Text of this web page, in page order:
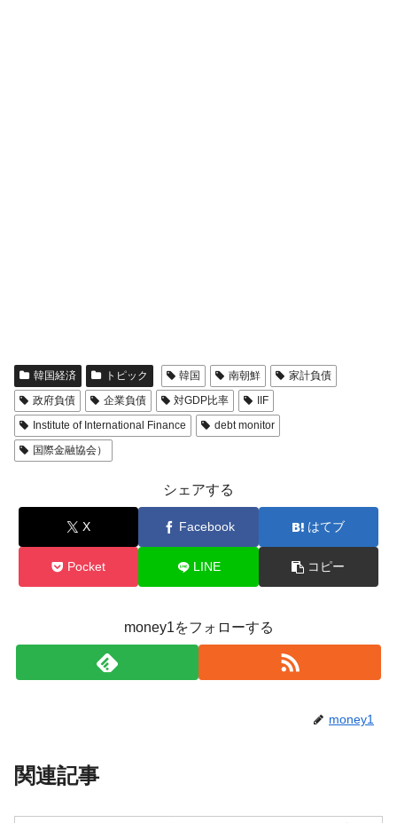
韓国経済 トピック 韓国 南朝鮮
家計負債
政府負債
企業負債 対GDP比率
IIF
Institute of International Finance
debt monitor
国際金融協会）
シェアする
X Facebook はてブ
Pocket LINE コピー
money1をフォローする
money1
関連記事